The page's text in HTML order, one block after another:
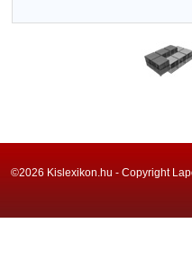
©2026 Kislexikon.hu - Copyright